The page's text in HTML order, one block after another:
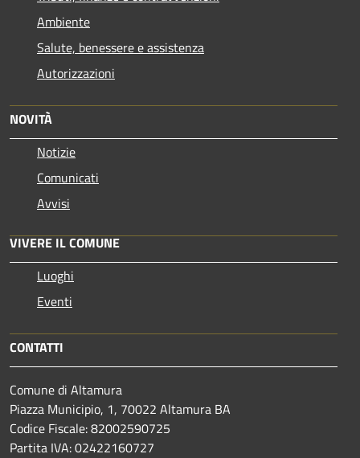
Ambiente
Salute, benessere e assistenza
Autorizzazioni
NOVITÀ
Notizie
Comunicati
Avvisi
VIVERE IL COMUNE
Luoghi
Eventi
CONTATTI
Comune di Altamura
Piazza Municipio, 1, 70022 Altamura BA
Codice Fiscale: 82002590725
Partita IVA: 02422160727